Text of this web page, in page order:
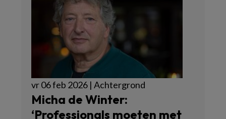
vr 06 feb 2026 | Achtergrond
Micha de Winter:
‘Professionals moeten met